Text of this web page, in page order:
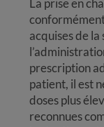
acquises de la
prescription
patient, il est
doses plus
reconnues